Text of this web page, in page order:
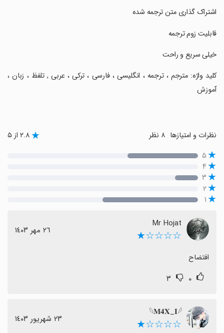
‏اشتراک گذاری متن ترجمه شده
‏قابلیت زوم ترجمه
‏خیلی سریع و راحت
‏کلید واژه: مترجم ، ترجمه ، انگلیسی ، فارسی ، ترکی ، عربی , تلفظ ، زبان ،
آموزش
نظرات و امتیازها ۲.۸ از ۵
۵
۴
۳
۲
۱
Mr Hojat
☆☆☆☆★ ٢٦ مهر ١٤٠٣
افتضاح
۰ ۳
𓆩𝐌𝟒𝐗_𝐈𓆪
☆☆☆☆★ ٢٣ شهریور ١٤٠٣